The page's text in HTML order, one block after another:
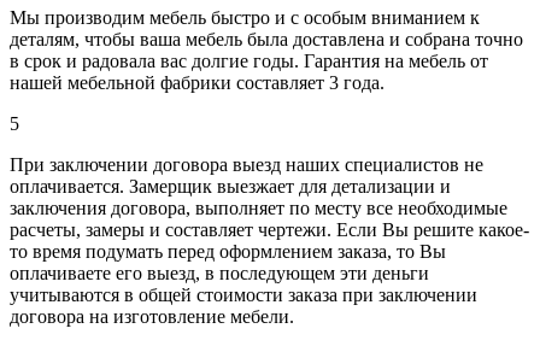
Мы производим мебель быстро и с особым вниманием к
деталям, чтобы ваша мебель была доставлена и собрана точно
в срок и радовала вас долгие годы. Гарантия на мебель от
нашей мебельной фабрики составляет 3 года.
5
При заключении договора выезд наших специалистов не
оплачивается. Замерщик выезжает для детализации и
заключения договора, выполняет по месту все необходимые
расчеты, замеры и составляет чертежи. Если Вы решите какое-
то время подумать перед оформлением заказа, то Вы
оплачиваете его выезд, в последующем эти деньги
учитываются в общей стоимости заказа при заключении
договора на изготовление мебели.